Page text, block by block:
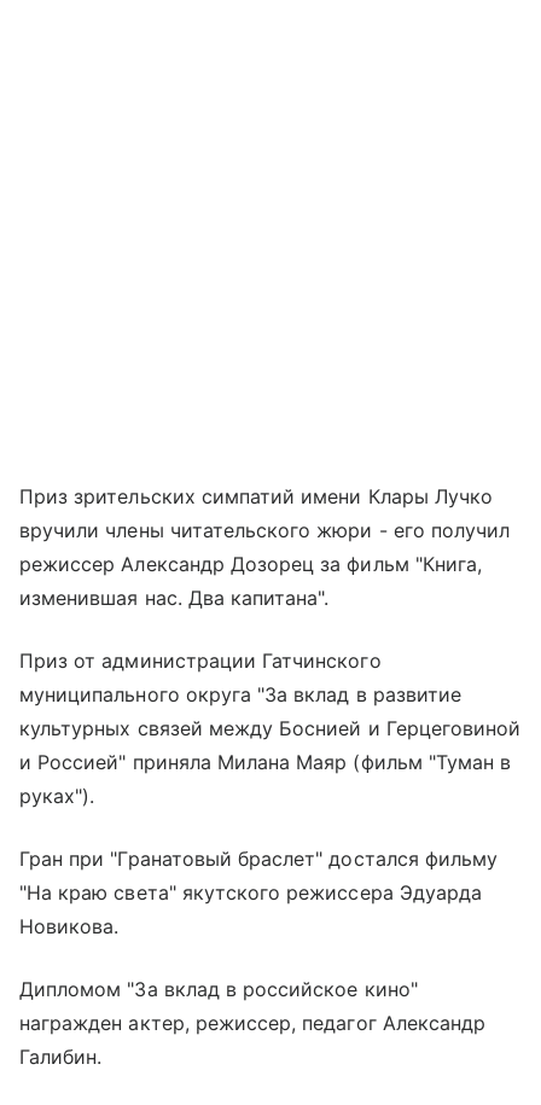
Приз зрительских симпатий имени Клары Лучко
вручили члены читательского жюри - его получил
режиссер Александр Дозорец за фильм "Книга,
изменившая нас. Два капитана".
Приз от администрации Гатчинского
муниципального округа "За вклад в развитие
культурных связей между Боснией и Герцеговиной
и Россией" приняла Милана Маяр (фильм "Туман в
руках").
Гран при "Гранатовый браслет" достался фильму
"На краю света" якутского режиссера Эдуарда
Новикова.
Дипломом "За вклад в российское кино"
награжден актер, режиссер, педагог Александр
Галибин.